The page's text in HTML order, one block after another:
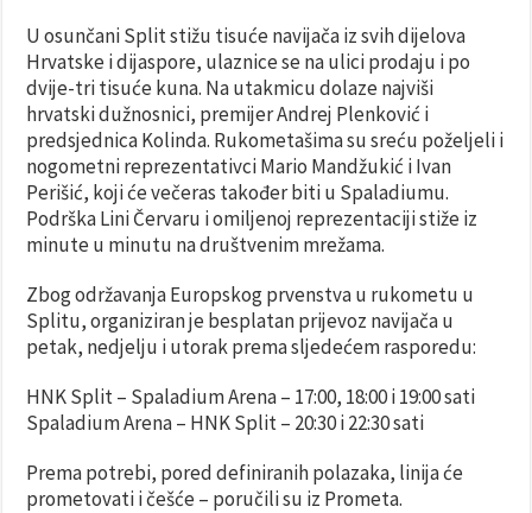
U osunčani Split stižu tisuće navijača iz svih dijelova
Hrvatske i dijaspore, ulaznice se na ulici prodaju i po
dvije-tri tisuće kuna. Na utakmicu dolaze najviši
hrvatski dužnosnici, premijer Andrej Plenković i
predsjednica Kolinda. Rukometašima su sreću poželjeli i
nogometni reprezentativci Mario Mandžukić i Ivan
Perišić, koji će večeras također biti u Spaladiumu.
Podrška Lini Červaru i omiljenoj reprezentaciji stiže iz
minute u minutu na društvenim mrežama.
Zbog održavanja Europskog prvenstva u rukometu u
Splitu, organiziran je besplatan prijevoz navijača u
petak, nedjelju i utorak prema sljedećem rasporedu:
HNK Split – Spaladium Arena – 17:00, 18:00 i 19:00 sati
Spaladium Arena – HNK Split – 20:30 i 22:30 sati
Prema potrebi, pored definiranih polazaka, linija će
prometovati i češće – poručili su iz Prometa.